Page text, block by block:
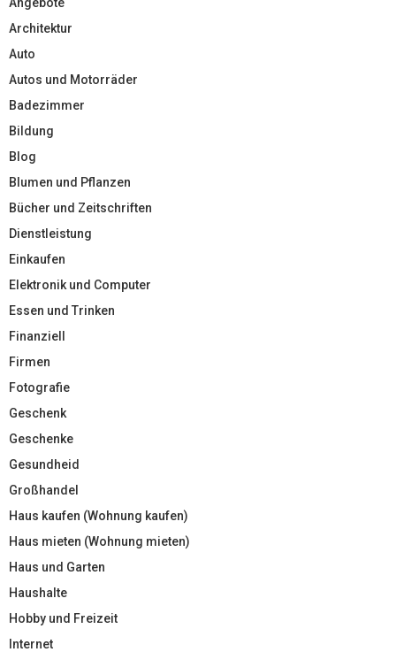
Architektur
Auto
Autos und Motorräder
Badezimmer
Bildung
Blog
Blumen und Pflanzen
Bücher und Zeitschriften
Dienstleistung
Einkaufen
Elektronik und Computer
Essen und Trinken
Finanziell
Firmen
Fotografie
Geschenk
Geschenke
Gesundheid
Großhandel
Haus kaufen (Wohnung kaufen)
Haus mieten (Wohnung mieten)
Haus und Garten
Haushalte
Hobby und Freizeit
Internet